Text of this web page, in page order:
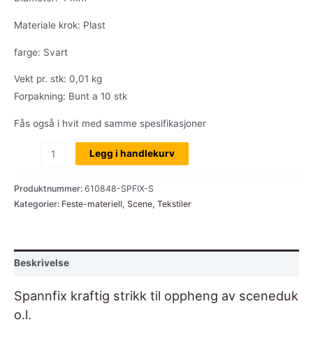
Materiale krok: Plast
farge: Svart
Vekt pr. stk: 0,01 kg
Forpakning: Bunt a 10 stk
Fås også i hvit med samme spesifikasjoner
Spannfix
mm
x
sort
plast-
krok
Legg i handlekurv
Produktnummer: 610848-SPFIX-S
Kategorier: Feste-materiell, Scene, Tekstiler
Beskrivelse
Spannfix kraftig strikk til oppheng av sceneduk
o.l.